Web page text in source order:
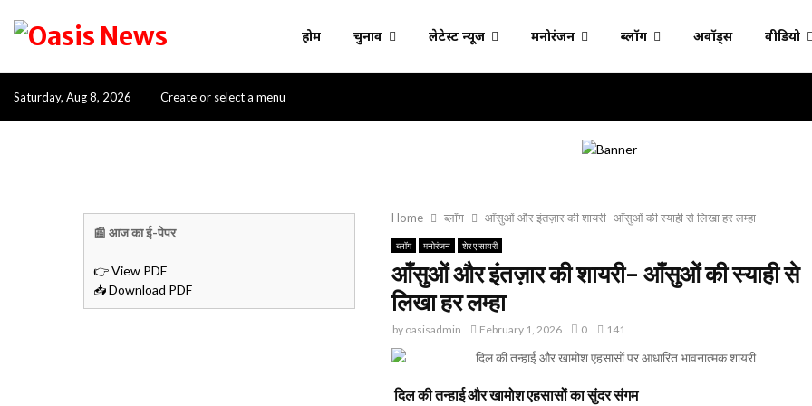
होम चुनाव लेटेस्ट न्यूज मनोरंजन ब्लॉग अवॉर्ड्स वीडियो
Saturday, Aug 8, 2026 Create or select a menu
Home ब्लॉग आँसुओं और इंतज़ार की शायरी- आँसुओं की स्याही से लिखा हर लम्हा
ब्लॉग मनोरंजन शेर ए सायरी
आँसुओं और इंतज़ार की शायरी- आँसुओं की स्याही से
लिखा हर लम्हा
by oasisadmin February 1, 2026 0 141
दिल की तन्हाई और खामोश एहसासों का सुंदर संगम
📰 आज का ई-पेपर
👉 View PDF
📥 Download PDF